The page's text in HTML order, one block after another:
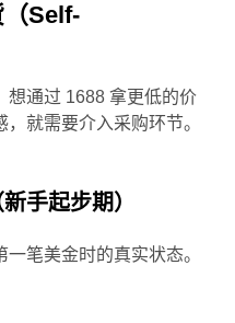
Self-
想通过 1688 拿更低的价
就需要介入采购环节。
手起步期）
笔美金时的真实状态。